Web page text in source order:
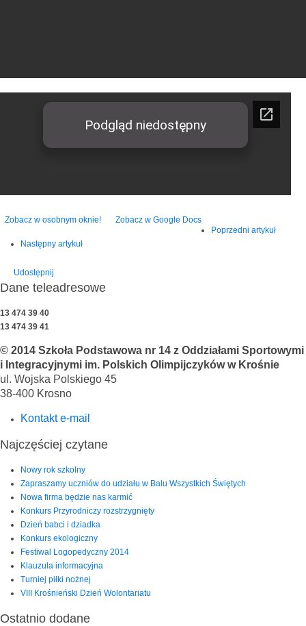
Zobacz w osobnym oknie!
Zobacz w Google Docs
Poprzedni artykuł
Następny artykuł
Udostępnij
Dane teleadresowe
13 474 39 40
13 474 39 41
© 2014 Szkoła Podstawowa nr 14 z Oddziałami Sportowymi
i Integracyjnymi im. Polskich Olimpijczyków w Krośnie
ul. Wojska Polskiego 45
38-400 Krosno
Kontakt e-mail
Najczęściej czytane
Nowy rok szkolny
Zapraszamy uczniów do udziału w Balu Wszystkich Świętych
Nowa firma będzie nas karmić
Konkurs Przyrodniczy rozstrzygnięty
Dzień babci i dziadka
Konkurs ekologiczny
Festiwal Logopedyczny 2014
Klauzula informacyjna
Turniej piłki nożnej
VIII Krośnieński Dzień Wolontariatu
Ostatnio dodane